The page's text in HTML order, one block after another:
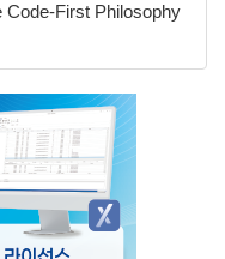
Code-First Philosophy